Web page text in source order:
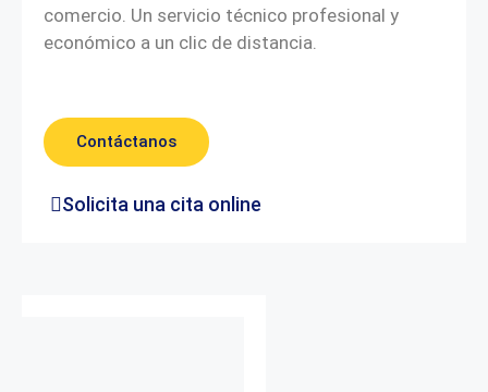
comercio. Un servicio técnico profesional y
económico a un clic de distancia.
Contáctanos
Solicita una cita online